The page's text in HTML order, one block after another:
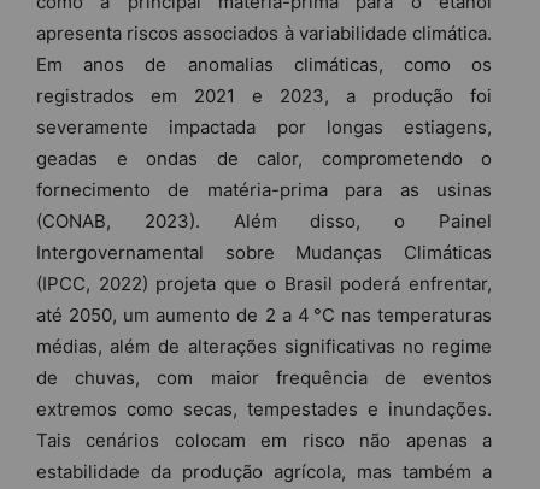
apresenta riscos associados à variabilidade climática.
Em anos de anomalias climáticas, como os
registrados em 2021 e 2023, a produção foi
severamente impactada por longas estiagens,
geadas e ondas de calor, comprometendo o
fornecimento de matéria-prima para as usinas
(CONAB, 2023). Além disso, o Painel
Intergovernamental sobre Mudanças Climáticas
(IPCC, 2022) projeta que o Brasil poderá enfrentar,
até 2050, um aumento de 2 a 4 °C nas temperaturas
médias, além de alterações significativas no regime
de chuvas, com maior frequência de eventos
extremos como secas, tempestades e inundações.
Tais cenários colocam em risco não apenas a
estabilidade da produção agrícola, mas também a